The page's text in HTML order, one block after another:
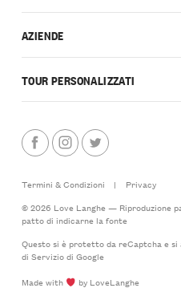
AZIENDE
TOUR PERSONALIZZATI
Termini & Condizioni |
Privacy
© 2026 Love Langhe — Riproduzione
patto di indicarne la fonte
Questo si è protetto da reCaptcha e si
di Serviziodi Google
Made with
by LoveLanghe